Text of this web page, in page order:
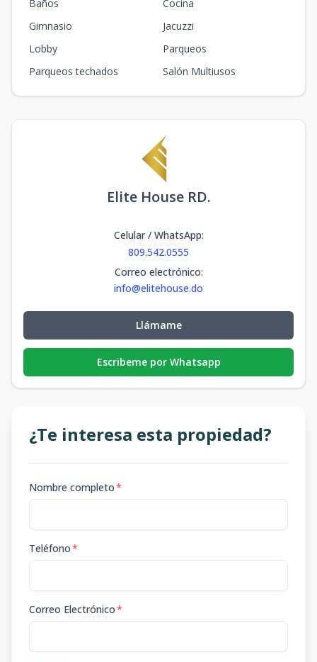
Baños
Cocina
Gimnasio
Jacuzzi
Lobby
Parqueos
Parqueos techados
Salón Multiusos
Elite House RD.
Celular / WhatsApp:
809.542.0555
Correo electrónico:
info@elitehouse.do
Llámame
Escribeme por Whatsapp
¿Te interesa esta propiedad?
Nombre completo*
Teléfono*
Correo Electrónico*